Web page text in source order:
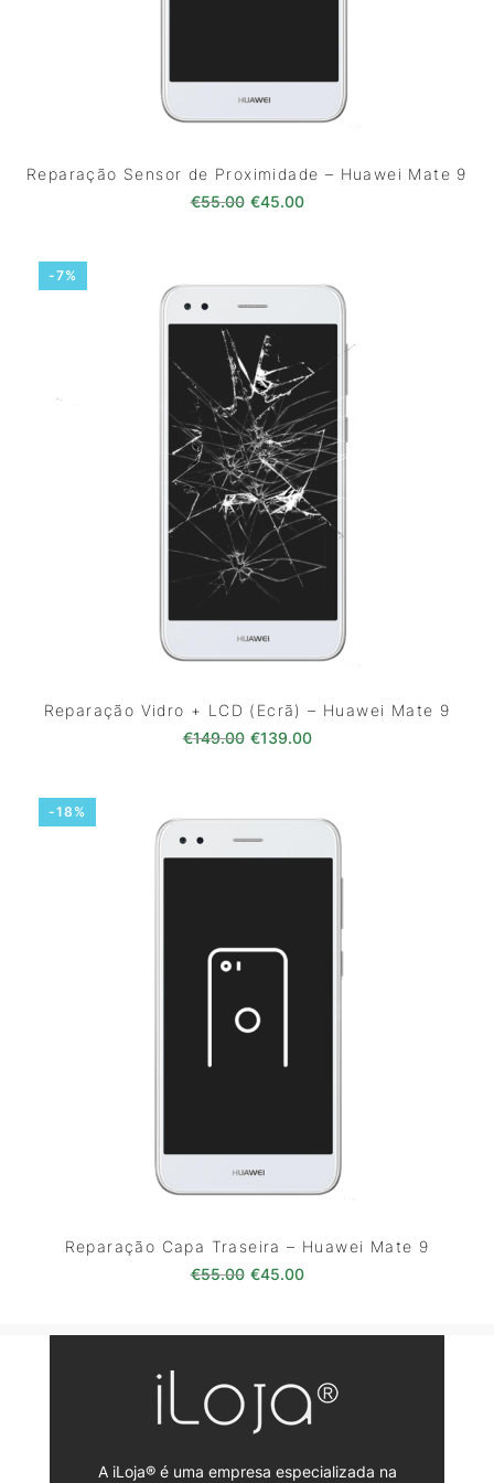
Reparação Sensor de Proximidade – Huawei Mate 9
€55.00 O preço original era: €55.00.
€45.00O preço atual é:
-7%
Reparação Vidro + LCD (Ecrã) – Huawei Mate 9
€149.00 O preço original era:
€139.00O preço atual é:
-18%
Reparação Capa Traseira – Huawei Mate 9
€55.00 O preço original era: €55.00.
€45.00O preço atual é:
A iLoja® é uma empresa especializada na